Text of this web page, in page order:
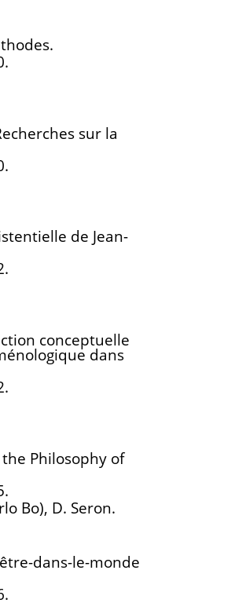
sur la
de Jean-
conceptuelle
dans
Philosophy of
Bo), D. Seron.
dans-le-monde